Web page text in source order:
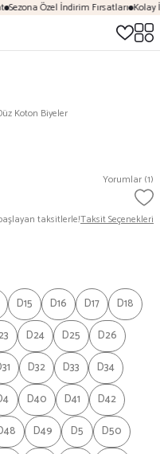
Sezona Özel İndirim Fırsatları Kolay
Koton Biyeler
Yorumlar (1)
taksitlerle!Taksit Seçenekleri
D15 D16 D17
D18
D24 D25
D26
D32 D33
D34
D40 D41
D42
D49 D5
D50